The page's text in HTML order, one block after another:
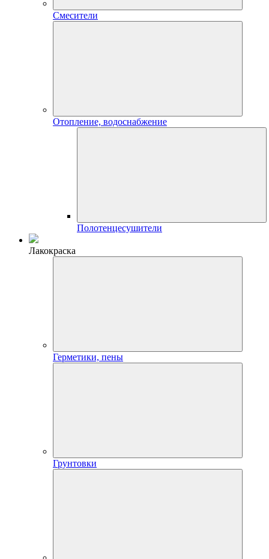
Смесители
Отопление, водоснабжение
Полотенцесушители
Лакокраска
Герметики, пены
Грунтовки